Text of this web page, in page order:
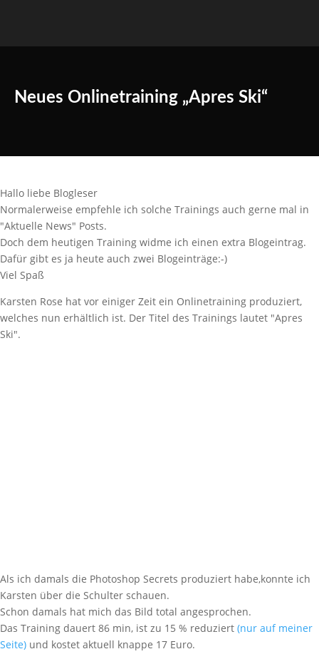
Neues Onlinetraining „Apres Ski“
Hallo liebe Blogleser
Normalerweise empfehle ich solche Trainings auch gerne mal in
"Aktuelle News" Posts.
Doch dem heutigen Training widme ich einen extra Blogeintrag.
Dafür gibt es ja heute auch zwei Blogeinträge:-)
Viel Spaß
Karsten Rose hat vor einiger Zeit ein Onlinetraining produziert,
welches nun erhältlich ist. Der Titel des Trainings lautet "Apres
Ski".
Als ich damals die Photoshop Secrets produziert habe,konnte ich
Karsten über die Schulter schauen.
Schon damals hat mich das Bild total angesprochen.
Das Training dauert 86 min, ist zu 15 % reduziert (nur auf meiner
Seite) und kostet aktuell knappe 17 Euro.